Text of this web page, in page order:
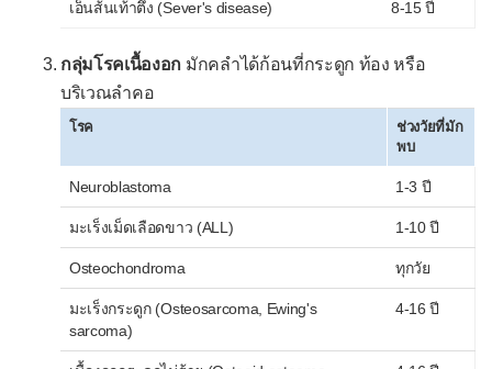
เอ็นส้นเท้าตึง (Sever's disease) 8-15 ปี
กลุ่มโรคเนื้องอก มักคลำได้ก้อนที่กระดูก ท้อง หรือ
บริเวณลำคอ
โรค
ช่วงวัยที่มัก
พบ
Neuroblastoma 1-3 ปี
มะเร็งเม็ดเลือดขาว (ALL) 1-10 ปี
Osteochondroma ทุกวัย
มะเร็งกระดูก (Osteosarcoma, Ewing's
sarcoma)
4-16 ปี